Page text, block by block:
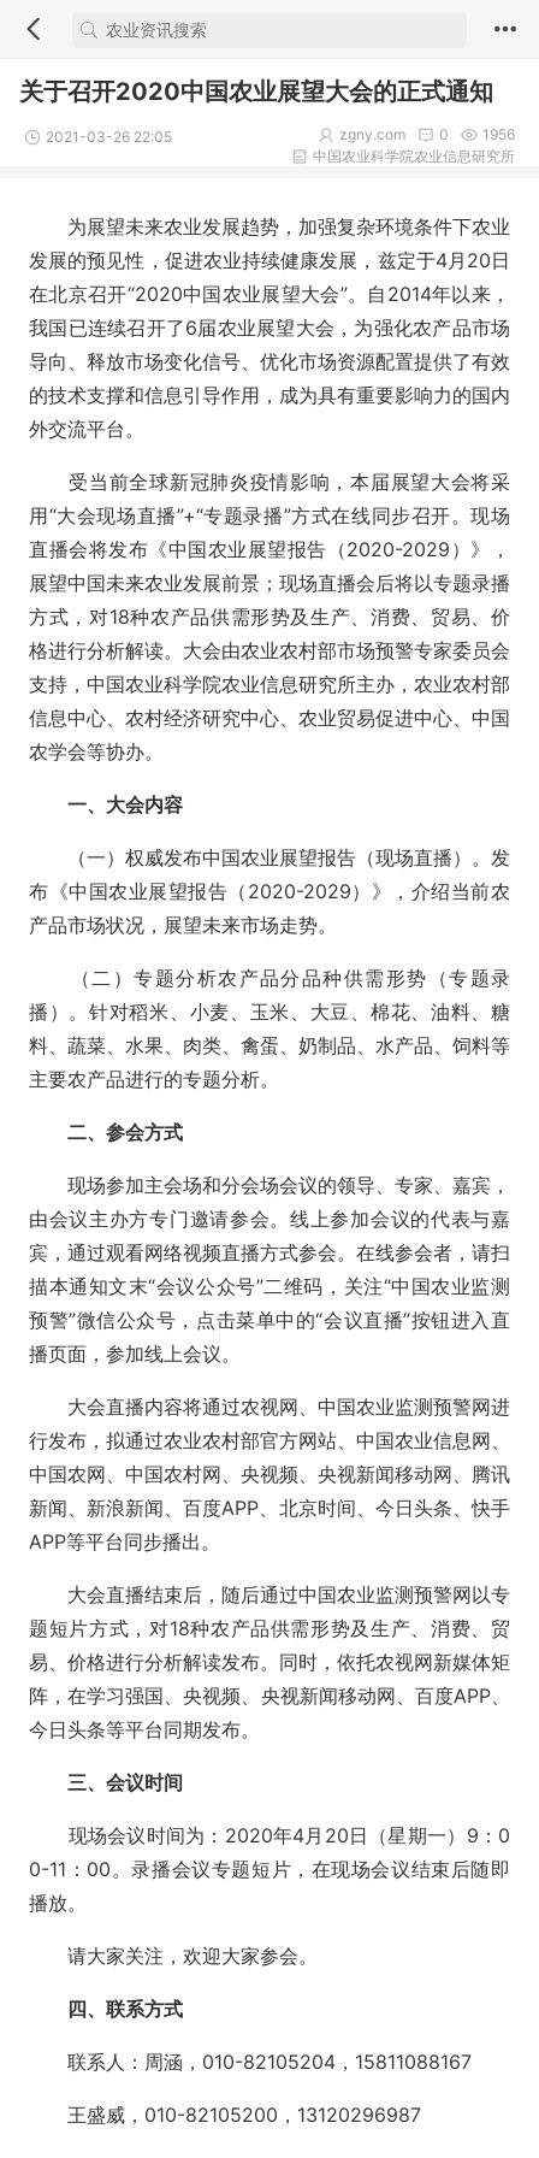
关于召开2020中国农业展望大会的正式通知
2021-03-26 22:05 1956
0
zgny.com
中国农业科学院农业信息研究所
为展望未来农业发展趋势，加强复杂环境条件下农业
发展的预见性，促进农业持续健康发展，兹定于4月 20日
在北京召开“2020中国农业展望大会”。自 2014年以来，
我国已连续召开了6届农业展望大会，为强化农产品市场
导向、释放市场变化信号、优化市场资源配置提供了有效
的技术支撑和信息引导作用，成为具有重要影响力的国内
外交流平台。
受当前全球新冠肺炎疫情影响，本届展望大会将采
用“大会现场直播”+“专题录播”方式在线同步召开。现场
直播会将发布《中国农业展望报告（2020-2029）》，
展望中国未来农业发展前景；现场直播会后将以专题录播
方式，对18种农产品供需形势及生产、消费、贸易、价
格进行分析解读。大会由农业农村部市场预警专家委员会
支持，中国农业科学院农业信息研究所主办，农业农村部
信息中心、农村经济研究中心、农业贸易促进中心、中国
农学会等协办。
一、大会内容
（一）权威发布中国农业展望报告（现场直播）。发
布《中国农业展望报告（ 2020-2029）》，介绍当前农
产品市场状况，展望未来市场走势。
（二）专题分析农产品分品种供需形势（专题录
播）。针对稻米、小麦、玉米、大豆、棉花、油料、糖
料、蔬菜、水果、肉类、禽蛋、奶制品、水产品、饲料等
主要农产品进行的专题分析。
二、参会方式
现场参加主会场和分会场会议的领导、专家、嘉宾，
由会议主办方专门邀请参会。线上参加会议的代表与嘉
宾，通过观看网络视频直播方式参会。在线参会者，请扫
描本通知文末“会议公众号”二维码，关注“中国农业监测
预警”微信公众号，点击菜单中的“会议直播”按钮进入直
播页面，参加线上会议。
大会直播内容将通过农视网、中国农业监测预警网进
行发布，拟通过农业农村部官方网站、中国农业信息网、
中国农网、中国农村网、央视频、央视新闻移动网、腾讯
新闻、新浪新闻、百度APP、北京时间、今日头条、快手
APP等平台同步播出。
大会直播结束后，随后通过中国农业监测预警网以专
题短片方式，对18种农产品供需形势及生产、消费、贸
易、价格进行分析解读发布。同时，依托农视网新媒体矩
阵，在学习强国、央视频、央视新闻移动网、百度APP、
今日头条等平台同期发布。
三、会议时间
现场会议时间为： 2020年4月 20日（星期一） 9 ： 0
0-11 ： 00。录播会议专题短片，在现场会议结束后随即
播放。
请大家关注，欢迎大家参会。
四、联系方式
联系人：周涵， 010-82105204 ， 15811088167
王盛威， 010-82105200 ， 13120296987